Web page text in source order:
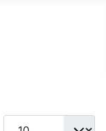
Cantidad a mostrar